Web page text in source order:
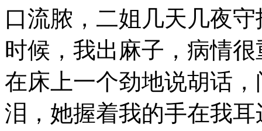
口流脓，二姐几天几夜
时候，我出麻子，病情
在床上一个劲地说胡话
泪，她握着我的手在我